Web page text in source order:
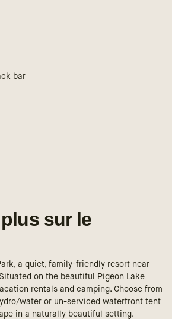
bar
sur le
a quiet, family-friendly resort near
on the beautiful Pigeon Lake
rentals and camping. Choose from
water or un-serviced waterfront tent
in a naturally beautiful setting.